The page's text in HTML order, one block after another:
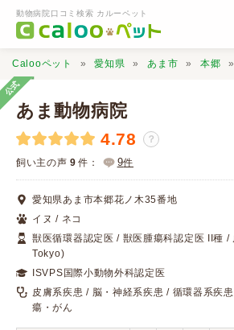
動物病院口コミ検索 カルーペット
動物病院検索
口コミ検索
Calooペットとは？
口コミ投稿
Calooペット 愛知県 あま市 本郷
公式
あま動物病院
4.78 ？
飼い主の声 9 件： 9件
愛知県あま市本郷花ノ木35番地
イヌ / ネコ
獣医循環器認定医 / 獣医腫瘍科認定医 II種
Tokyo)
ISVPS国際小動物外科認定医
皮膚系疾患 / 脳・神経系疾患 / 循環器系疾
瘍・がん